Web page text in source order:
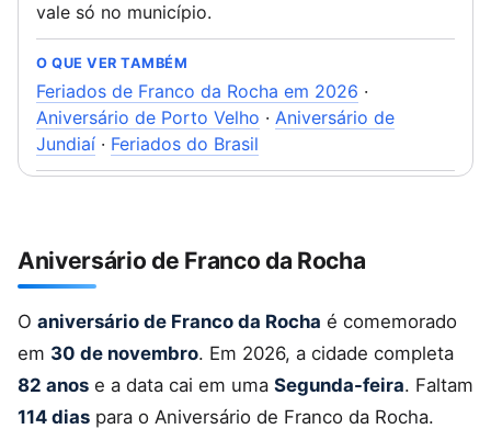
vale só no município.
O QUE VER TAMBÉM
Feriados de Franco da Rocha em 2026 ·
Aniversário de Porto Velho · Aniversário de
Jundiaí · Feriados do Brasil
Aniversário de Franco da Rocha
O aniversário de Franco da Rocha é comemorado
em 30 de novembro. Em 2026, a cidade completa
82 anos e a data cai em uma Segunda-feira. Faltam
114 dias para o Aniversário de Franco da Rocha.